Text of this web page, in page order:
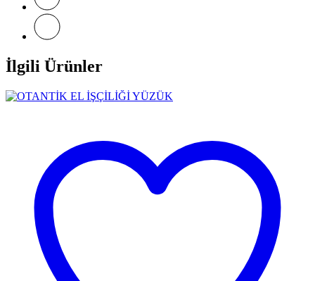
İlgili Ürünler